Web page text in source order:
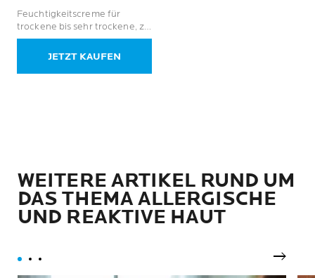
Bewertungen
Feuchtigkeitscreme für
trockene bis sehr trockene, zu
Allergien neigende Haut
JETZT KAUFEN
WEITERE ARTIKEL RUND UM
DAS THEMA ALLERGISCHE
UND REAKTIVE HAUT